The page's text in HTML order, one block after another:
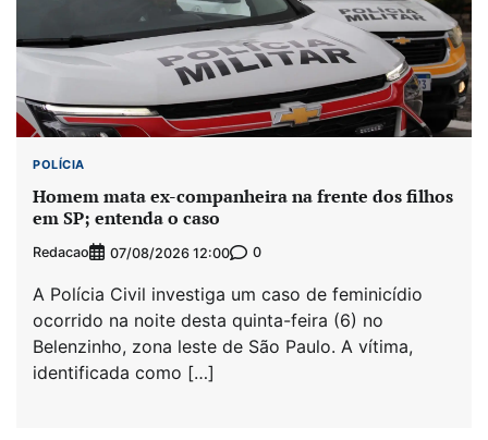
POLÍCIA
Homem mata ex-companheira na frente dos filhos
em SP; entenda o caso
Redacao 07/08/2026 12:00 0
A Polícia Civil investiga um caso de feminicídio
ocorrido na noite desta quinta-feira (6) no
Belenzinho, zona leste de São Paulo. A vítima,
identificada como […]